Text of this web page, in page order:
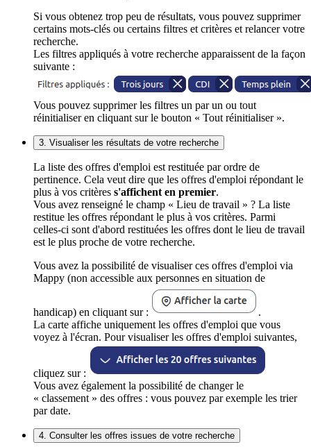
Si vous obtenez trop peu de résultats, vous pouvez supprimer
certains mots-clés ou certains filtres et critères et relancer votre
recherche.
Les filtres appliqués à votre recherche apparaissent de la façon
suivante :
Vous pouvez supprimer les filtres un par un ou tout
réinitialiser en cliquant sur le bouton « Tout réinitialiser ».
3. Visualiser les résultats de votre recherche
La liste des offres d'emploi est restituée par ordre de
pertinence. Cela veut dire que les offres d'emploi répondant le
plus à vos critères s'affichent en premier.
Vous avez renseigné le champ « Lieu de travail » ? La liste
restitue les offres répondant le plus à vos critères. Parmi
celles-ci sont d'abord restituées les offres dont le lieu de travail
est le plus proche de votre recherche.
Vous avez la possibilité de visualiser ces offres d'emploi via
Mappy (non accessible aux personnes en situation de
handicap) en cliquant sur :
.
La carte affiche uniquement les offres d'emploi que vous
voyez à l'écran. Pour visualiser les offres d'emploi suivantes,
cliquez sur :
Vous avez également la possibilité de changer le
« classement » des offres : vous pouvez par exemple les trier
par date.
4. Consulter les offres issues de votre recherche